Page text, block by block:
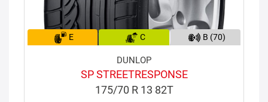
E C B (70)
DUNLOP
SP STREETRESPONSE
175/70 R 13 82T